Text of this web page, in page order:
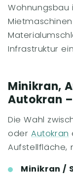
Wohnungsbau
Infrastruktur
Minikran,
Autokran
Die Wahl
oder Autokran
Aufstellfläche,
Minikran /